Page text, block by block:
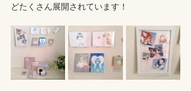
どたくさん展開されています！